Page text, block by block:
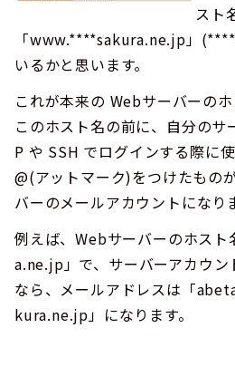
スト
「www.****sakura.ne.jp」
いるかと思います。
これが本来の Webサーバーのホ
このホスト名の前に、自分のサ
P や SSH でログインする際に
@(アットマーク)をつけたもの
バーのメールアカウントになり
例えば、Webサーバーのホス
a.ne.jp」で、サーバーアカウン
なら、メールアドレスは「
kura.ne.jp」になります。